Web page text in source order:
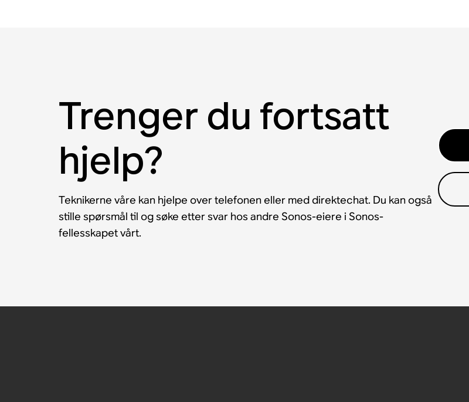
Trenger du fortsatt
hjelp?
Teknikerne våre kan hjelpe over telefonen eller med direktechat. Du kan også
stille spørsmål til og søke etter svar hos andre Sonos-eiere i Sonos-
fellesskapet vårt.